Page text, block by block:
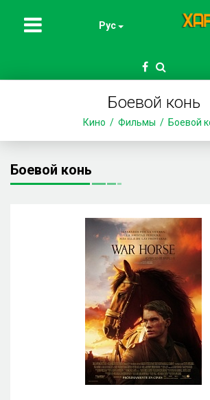
Рус
Боевой конь
Кино Фильмы Боевой
Боевой конь